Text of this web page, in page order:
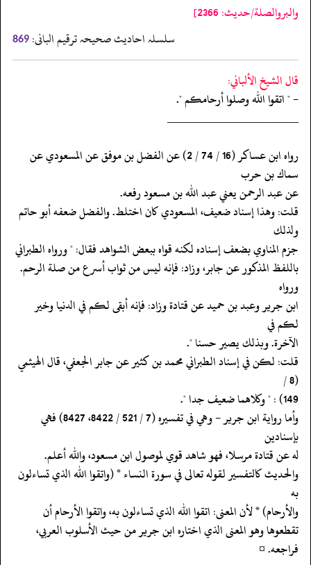
والبروالصلة/حدیث: 2366]
سلسلہ احادیث صحیحہ ترقیم البانی: 869
قال الشيخ الألباني:
- " اتقوا الله وصلوا أرحامكم ".
‏‏‏‏_____________________
‏‏‏‏رواه ابن عساكر (16 / 74 / 2) عن الفضل بن موفق عن المسعودي عن
سماك بن حرب
‏‏‏‏عن عبد الرحمن يعني عبد الله بن مسعود رفعه.
‏‏‏‏قلت: وهذا إسناد ضعيف، المسعودي كان اختلط. والفضل ضعفه أبو حاتم
ولذلك
‏‏‏‏جزم المناوي بضعف إسناده لكنه قواه ببعض الشواهد فقال: " ورواه الطبراني
‏‏‏‏باللفظ المذكور عن جابر، وزاد: فإنه ليس من ثواب أسرع من صلة الرحم.
ورواه
‏‏‏‏ابن جرير وعبد بن حميد عن قتادة وزاد: فإنه أبقى لكم في الدنيا وخير
لكم في
‏‏‏‏الآخرة. وبذلك يصير حسنا ".
‏‏‏‏قلت: لكن في إسناد الطبراني محمد بن كثير عن جابر الجعفي، قال الهيثمي
(8 /
‏‏‏‏وأما رواية ابن جرير - وهي في تفسيره (7 / 521 / 8422، 8427) فهي
بإسنادين
‏‏‏‏له عن قتادة مرسلا، فهو شاهد قوي لموصول ابن مسعود، والله أعلم.
‏‏‏‏والحديث كالتفسير لقوله تعالى في سورة النساء * (واتقوا الله الذي تساءلون
به
‏‏‏‏والأرحام) * لأن المعنى: اتقوا الله الذي تساءلون به، واتقوا الأرحام أن
‏‏‏‏تقطعوها وهو المعنى الذي اختاره ابن جرير من حيث الأسلوب العربي،
فراجعه. ¤